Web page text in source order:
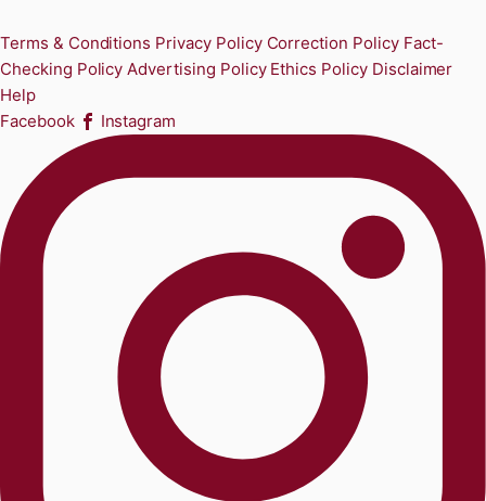
Terms & Conditions Privacy Policy Correction Policy Fact-
Checking Policy Advertising Policy Ethics Policy Disclaimer
Help
Facebook
Instagram